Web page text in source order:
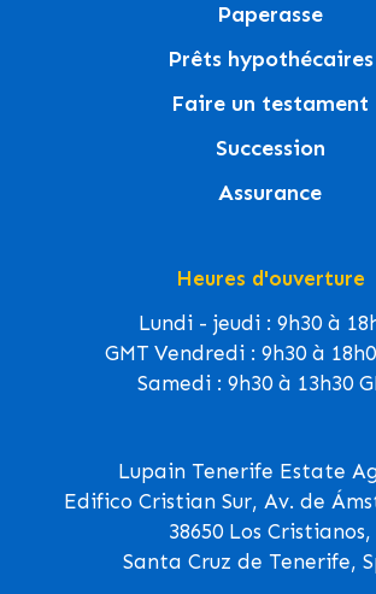
Paperasse
Prêts hypothécaires
Faire un testament
Succession
Assurance
Heures d'ouverture
Lundi - jeudi : 9h30 à
GMT Vendredi : 9h30 à
Samedi : 9h30 à 13h30
Lupain Tenerife Estate
Edifico Cristian Sur, Av. de
38650 Los Cristianos,
Santa Cruz de Tenerife,